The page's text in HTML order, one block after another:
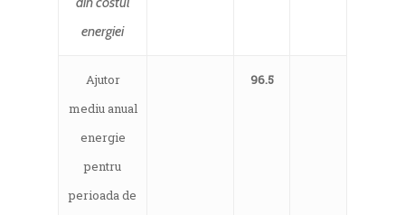
energiei
Ajutor
mediu anual
energie
pentru
perioada de
96.5